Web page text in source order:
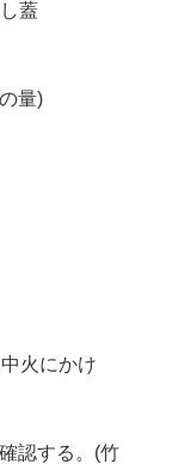
蓋
量)
火にかけ
認する。(竹